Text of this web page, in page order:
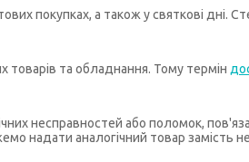
покупках, а також у святкові дні.
товарів та обладнання. Тому термін
несправностей або поломок,
аналогічний товар замість